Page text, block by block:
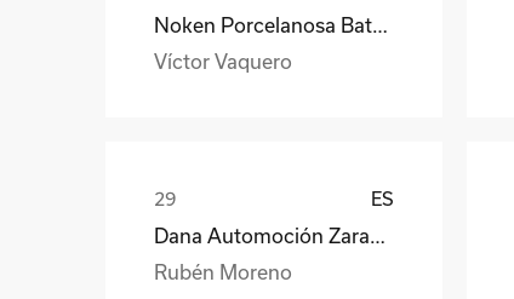
Víctor Vaquero
ES
Rubén Moreno